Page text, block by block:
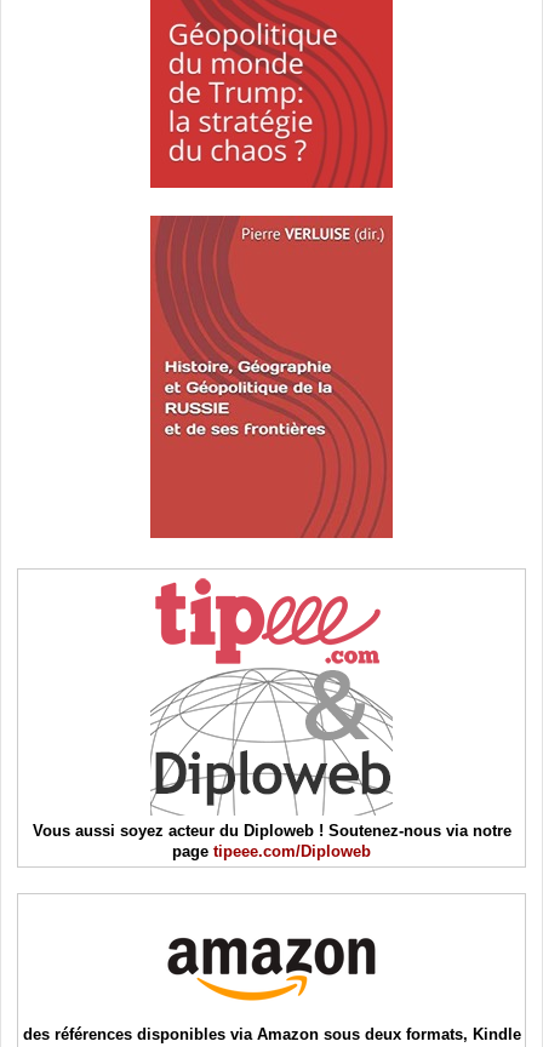
Vous aussi soyez acteur du Diploweb ! Soutenez-nous via notre
page tipeee.com/Diploweb
des références disponibles via Amazon sous deux formats, Kindle